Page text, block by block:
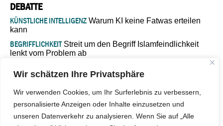
Wir schätzen Ihre Privatsphäre
Wir verwenden Cookies, um Ihr Surferlebnis zu verbessern,
personalisierte Anzeigen oder Inhalte einzusetzen und
unseren Datenverkehr zu analysieren. Wenn Sie auf „Alle
DEBATTE
KÜNSTLICHE INTELLIGENZ Warum KI keine Fatwas erteilen
kann
BEGRIFFLICHKEITStreit um den Begriff Islamfeindlichkeit
lenkt vom Problem ab
Verantwortung bleibt“
ISLAMISCHE FAKULTÄT IN MÜNSTEREine kritische Schwelle für
die deutsche Religionspolitik
GASTBEITRAGWarum die muslimische Welt eine neue